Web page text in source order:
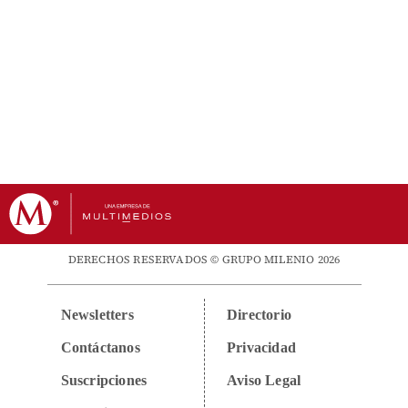
DERECHOS RESERVADOS © GRUPO MILENIO 2026
Newsletters
Contáctanos
Suscripciones
Directorio
Privacidad
Aviso Legal